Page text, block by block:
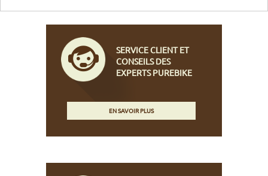
SERVICE CLIENT ET
CONSEILS DES
EXPERTS PUREBIKE
EN SAVOIR PLUS